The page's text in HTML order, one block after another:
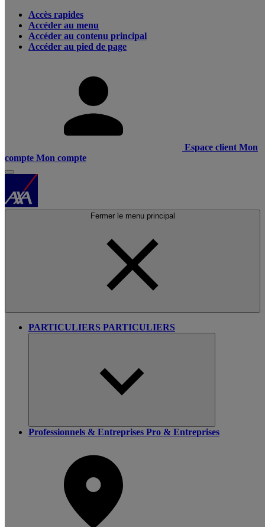
Accès rapides
Accéder au menu
Accéder au contenu principal
Accéder au pied de page
Espace client Mon
compte Mon compte
Fermer le menu principal
PARTICULIERS PARTICULIERS
Professionnels & Entreprises Pro & Entreprises